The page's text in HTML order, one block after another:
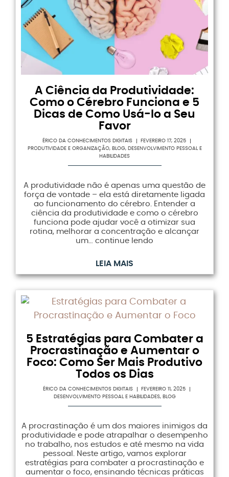
A Ciência da Produtividade:
Como o Cérebro Funciona e 5
Dicas de Como Usá-lo a Seu
Favor
ÉRICO DA CONHECIMENTOS DIGITAIS
FEVEREIRO 17, 2025
PRODUTIVIDADE E ORGANIZAÇÃO, BLOG, DESENVOLVIMENTO PESSOAL E
HABILIDADES
A produtividade não é apenas uma questão de
força de vontade – ela está diretamente ligada
ao funcionamento do cérebro. Entender a
ciência da produtividade e como o cérebro
funciona pode ajudar você a otimizar sua
rotina, melhorar a concentração e alcançar
um… continue lendo
LEIA MAIS
5 Estratégias para Combater a
Procrastinação e Aumentar o
Foco: Como Ser Mais Produtivo
Todos os Dias
ÉRICO DA CONHECIMENTOS DIGITAIS
FEVEREIRO 11, 2025
DESENVOLVIMENTO PESSOAL E HABILIDADES, BLOG
A procrastinação é um dos maiores inimigos da
produtividade e pode atrapalhar o desempenho
no trabalho, nos estudos e até mesmo na vida
pessoal. Neste artigo, vamos explorar
estratégias para combater a procrastinação e
aumentar o foco, ensinando técnicas práticas